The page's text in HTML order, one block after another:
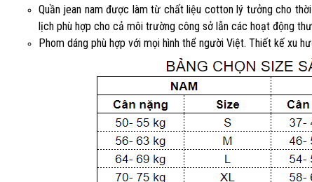
Quần jean nam được làm từ chất liệu cotton lý tưởng cho
lịch phù hợp cho cả môi trường công sở lẫn các hoạt động
Phom dáng phù hợp với mọi hình thể người Việt. Thiết kế xu